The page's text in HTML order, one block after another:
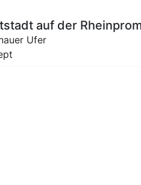
auf der
Ufer